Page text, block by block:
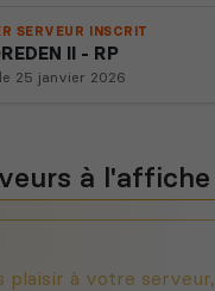
SERVEUR INSCRIT
II - RP
25 janvier 2026
à l'affiche
plaisir à votre serveur,